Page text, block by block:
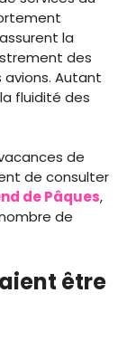
la
des
Autant
fluidité des
de
de consulter
de Pâques,
de
être